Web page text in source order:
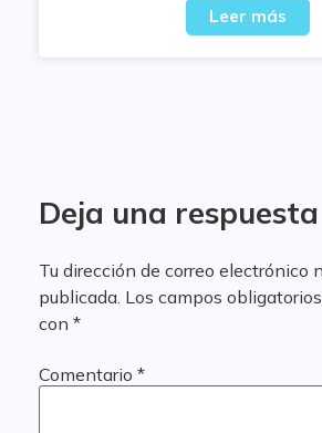
Leer más
Deja una respuesta
Tu dirección de correo electrónico
publicada. Los campos
con *
Comentario *